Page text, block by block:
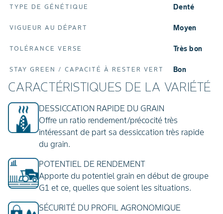
TYPE DE GÉNÉTIQUE Denté
VIGUEUR AU DÉPART Moyen
TOLÉRANCE VERSE Très bon
STAY GREEN / CAPACITÉ À RESTER VERT Bon
CARACTÉRISTIQUES DE LA VARIÉTÉ
DESSICCATION RAPIDE DU GRAIN
Offre un ratio rendement/précocité très
intéressant de part sa dessiccation très rapide
du grain.
POTENTIEL DE RENDEMENT
Apporte du potentiel grain en début de groupe
G1 et ce, quelles que soient les situations.
SÉCURITÉ DU PROFIL AGRONOMIQUE